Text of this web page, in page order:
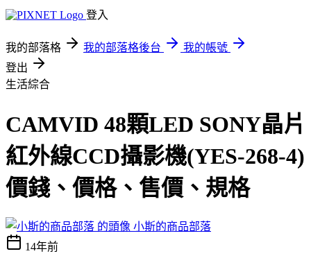
登入
我的部落格 我的部落格後台
我的帳號
登出
生活綜合
CAMVID 48顆LED SONY晶片
紅外線CCD攝影機(YES-268-4)
價錢、價格、售價、規格
小斯的商品部落
14年前